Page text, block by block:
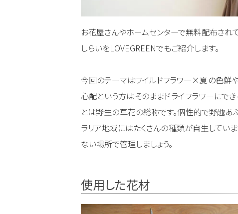
お花屋さんやホームセンターで無料配布さ
しらいをLOVEGREENでもご紹介します。
今回のテーマはワイルドフラワー×夏の色鮮
心配という方はそのままドライフラワーにで
とは野生の草花の総称です。個性的で野趣あ
ラリア地域にはたくさんの種類が自生してい
ない場所で管理しましょう。
使用した花材